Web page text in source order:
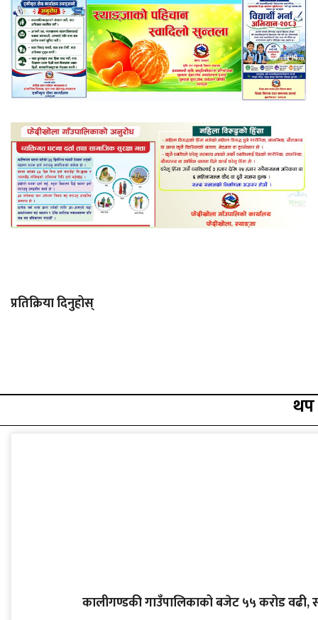
प्रतिक्रिया दिनुहोस्
थप
कालीगण्डकी गाउँपालिकाको बजेट ५५ करोड वढी,